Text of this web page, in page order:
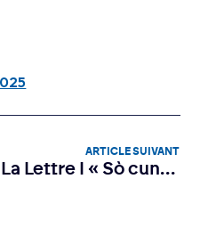
ARTICLE SUIVANT
La Lettre I « Sò cunvintu di a forza di u putenziale di a Corsica ! »